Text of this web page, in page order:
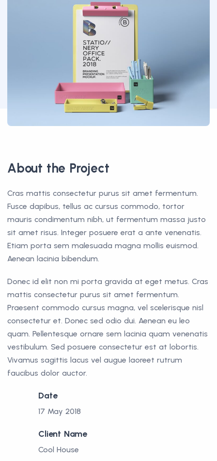
mollis
interdum.
About the Project
Cras mattis consectetur purus sit amet fermentum.
Fusce dapibus, tellus ac cursus commodo, tortor
mauris condimentum nibh, ut fermentum massa justo
sit amet risus. Integer posuere erat a ante venenatis.
Etiam porta sem malesuada magna mollis euismod.
Aenean lacinia bibendum.
Donec id elit non mi porta gravida at eget metus. Cras
mattis consectetur purus sit amet fermentum.
Praesent commodo cursus magna, vel scelerisque nisl
consectetur et. Donec sed odio dui. Aenean eu leo
quam. Pellentesque ornare sem lacinia quam venenatis
vestibulum. Sed posuere consectetur est at lobortis.
Vivamus sagittis lacus vel augue laoreet rutrum
faucibus dolor auctor.
Date
17 May 2018
Client Name
Cool House